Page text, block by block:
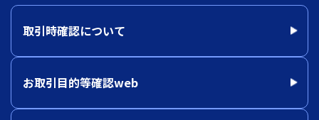
取引時確認について
お取引目的等確認web